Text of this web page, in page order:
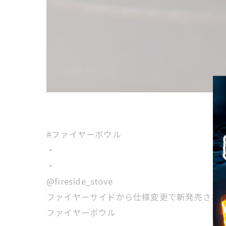
#ファイヤーボウル
・
・
@fireside_stove
ファイヤーサイドから仕様変更で新発売され
ファイヤーボウル